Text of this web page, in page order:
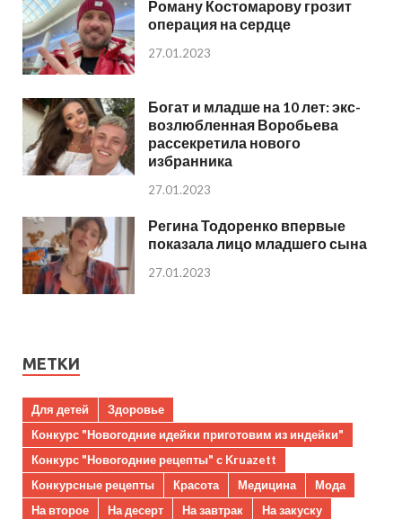
Роману Костомарову грозит
операция на сердце
27.01.2023
Богат и младше на 10 лет: экс-
возлюбленная Воробьева
рассекретила нового
избранника
27.01.2023
Регина Тодоренко впервые
показала лицо младшего сына
27.01.2023
МЕТКИ
Для детей
Здоровье
Конкурс "Новогодние идейки приготовим из индейки"
Конкурс "Новогодние рецепты" с Kruazett
Конкурсные рецепты
Красота Медицина
Мода
На второе
На десерт На завтрак
На закуску